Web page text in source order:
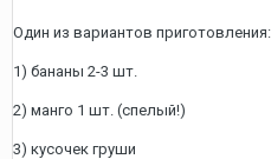
Один из вариантов приготовления:
1) бананы 2-3 шт.
2) манго 1 шт. (спелый!)
3) кусочек груши